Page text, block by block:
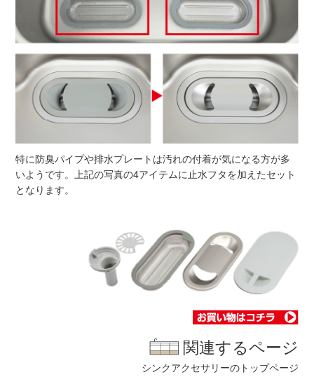
特に防臭パイプや排水プレートは汚れの付着が気になる方が多
いようです。上記の写真の4アイテムに止水フタを加えたセット
となります。
関連するページ
シンクアクセサリーのトップページ